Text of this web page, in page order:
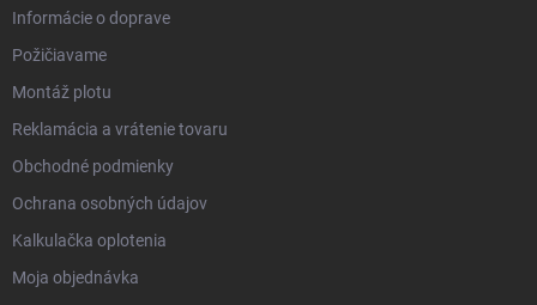
Informácie o doprave
Požičiavame
Montáž plotu
Reklamácia a vrátenie tovaru
Obchodné podmienky
Ochrana osobných údajov
Kalkulačka oplotenia
Moja objednávka